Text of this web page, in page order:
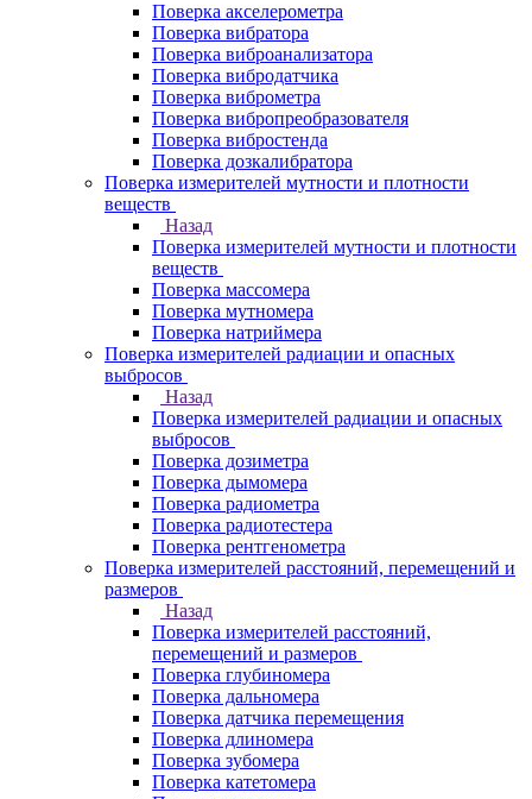
Поверка акселерометра
Поверка вибратора
Поверка виброанализатора
Поверка вибродатчика
Поверка виброметра
Поверка вибропреобразователя
Поверка вибростенда
Поверка дозкалибратора
Поверка измерителей мутности и плотности
веществ
Назад
Поверка измерителей мутности и плотности
веществ
Поверка массомера
Поверка мутномера
Поверка натриймера
Поверка измерителей радиации и опасных
выбросов
Назад
Поверка измерителей радиации и опасных
выбросов
Поверка дозиметра
Поверка дымомера
Поверка радиометра
Поверка радиотестера
Поверка рентгенометра
Поверка измерителей расстояний, перемещений и
размеров
Назад
Поверка измерителей расстояний,
перемещений и размеров
Поверка глубиномера
Поверка дальномера
Поверка датчика перемещения
Поверка длиномера
Поверка зубомера
Поверка катетомера